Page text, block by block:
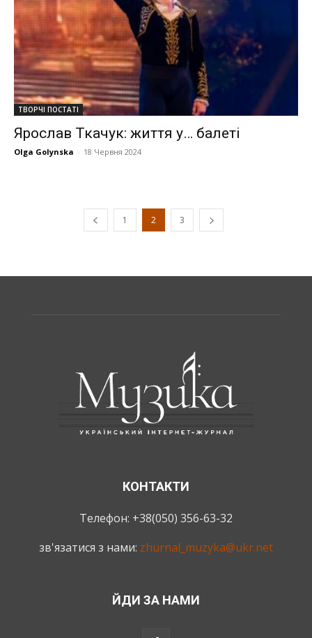
ТВОРЧІ ПОСТАТІ
Ярослав Ткачук: життя у… балеті
Olga Golynska - 18 Червня 2024
1 2 3
КОНТАКТИ
Телефон: +38(050) 356-63-32
зв'язатися з нами: zhurnal_muzyka@ukr.net
ЙДИ ЗА НАМИ